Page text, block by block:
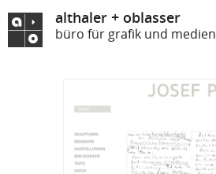
althaler + oblasser
büro für grafik und medien